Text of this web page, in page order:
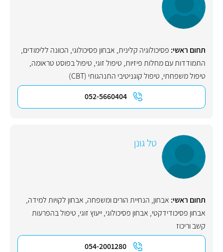
תחום ראשי: פסיכולוגיה קלינית, אבחון פסיכולוגי, הכוונה ללימודים,
התמודדות עם מחלות פיזיות, טיפול זוגי, טיפול בפוסט טראומה,
טיפול משפחתי, טיפול קוגניטיבי התנהגותי (CBT)
052-5660404
טל גונן
תחום ראשי: אבחון, הנחיית הורים ומשפחה, אבחון לקויות למידה,
אבחון פסיכודידקטי, אבחון פסיכולוגי,ייעוץ זוגי, טיפול בהפרעות
קשב וריכוז
054-2001280